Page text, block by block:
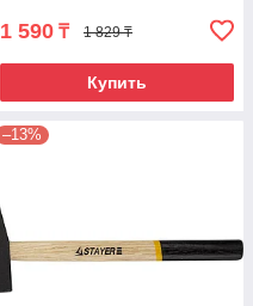
1 590 ₸ 1 829 ₸
Купить
–13%